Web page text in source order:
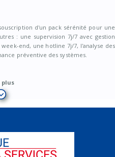
d'un pack sérénité pour une
: une supervision 7j/7 avec gestion
end, une hotline 7j/7, l'analyse des
préventive des systèmes.
ayant rempli un formulaire sur le
– ZAC du Puy d’Or – 69760
solutions solaires
complétez et soumettez ce formulaire
plus